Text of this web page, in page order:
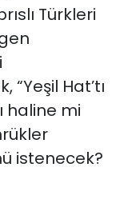
Türkleri
“Yeşil Hat’tı
haline mi
istenecek?